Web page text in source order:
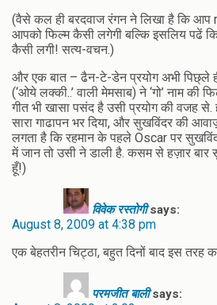
(वैसे कल ही बरदवाज रंगन ने लिखा है कि आप
आपको फिल्म कैसी लगेगी बल्कि इसलिय पढें
कैसी लगी! सत्य-वचन.)
और एक बात – ढैन-टे-डेन प्रयोग अभी पिछ्ले
(‘ओये लक्की..’ वाली मेमसाब) ने ‘गो’ नाम की
गीत भी खासा पसंद है उसी प्रयोग की वजह
सारा गाढापन भर दिया, और सुखविंदर की
लगता है कि रहमान के पहले Oscar पर
में जान तो उसी ने डाली है. कसम से हज़ार बार
हूँ!)
विवेक रस्तोगी says:
August 8, 2009 at 4:38 pm
एक बेहतरीन चिट्ठा, बहुत दिनों बाद इस
परमजीत बाली says: